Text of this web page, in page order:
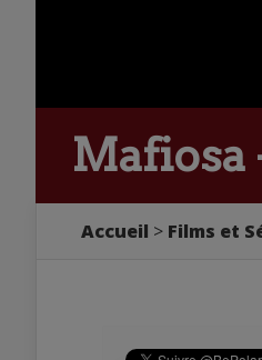
Mafiosa
Accueil Films et